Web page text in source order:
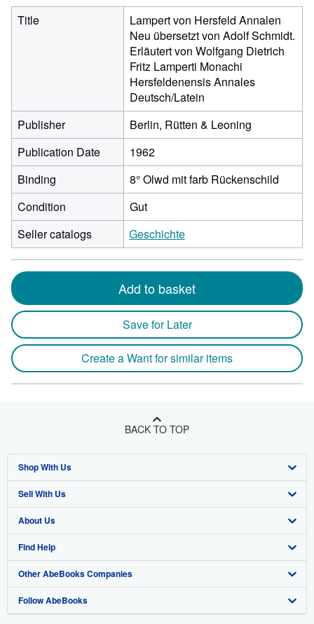
Title
Lampert von Hersfeld Annalen
Neu übersetzt von Adolf Schmidt.
Erläutert von Wolfgang Dietrich
Fritz Lamperti Monachi
Hersfeldenensis Annales
Deutsch/Latein
Publisher
Berlin, Rütten & Leoning
Publication Date
1962
Binding
8° Olwd mit farb Rückenschild
Condition
Gut
Seller catalogs
Geschichte
Add to basket
Save for Later
Create a Want for similar items
BACK TO TOP
Shop With Us
Advanced Search
Browse Collections
My Account
My Orders
View Basket
Sell With Us
Start Selling
Join Our Affiliate Program
Book Buyback
Refer a seller
About Us
About AbeBooks
Media
Careers
Find Help
Help
Customer Support
Other AbeBooks Companies
AbeBooks.co.uk
Follow AbeBooks